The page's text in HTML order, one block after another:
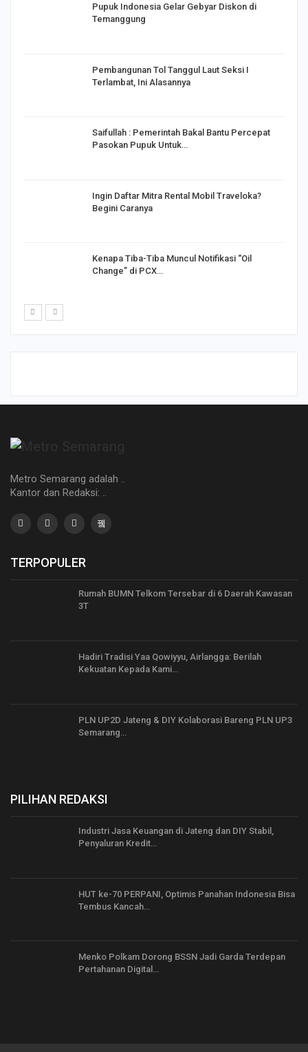
Pupuk Indonesia Gelar Gebyar Diskon di
Temanggung
Pembangunan Tol Tanggul Laut Seksi I
Terlambat, Ini Alasannya
Saifullah : Pemerintah Bakal Bantu Percepat
Pasokan Pupuk Untuk…
Ingin Daftar Mitra Rental Mobil Traveloka?
Begini Caranya
Kenapa Tiba-Tiba Muncul Notifikasi “Oil
Change” di PCX…
Metro Semarang adalah ..
Kantor dan Redaksi: ..
TERPOPULER
Rumah BUMN Telkom Tersebar di 6 Daerah Kawasan
3T
Hadiri Tradisi Yaa Qowiyyu, Airlangga: Berilah
Kekuatan Kepada Kami…
PLN UP2D Jateng & DIY Kolaborasi Bareng PLN UP3
Semarang…
PILIHAN REDAKSI
Industri Jasa Keuangan di Jateng dan DIY Stabil,
Penyaluran Kredit…
HUT ke-70 PERPANI, Optimis Panahan Indonesia Bisa
Tembus Kancah…
Menko Polkam Dorong BSSN Jadi Garda Terdepan
Pertahanan Digital…